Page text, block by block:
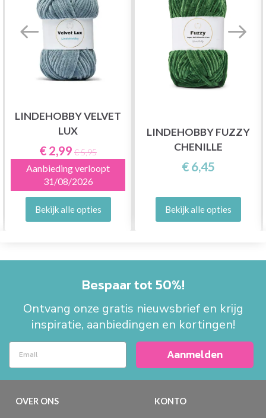
LINDEHOBBY VELVET
LUX
€ 2,99 € 5,95
Aanbieding verloopt
31/08/2026
Bekijk alle opties
LINDEHOBBY FUZZY
CHENILLE
€ 6,45
Bekijk alle opties
Bespaar tot 50%!
Ontvang onze gratis nieuwsbrief en krijg
inspiratie, aanbiedingen en kortingen!
Aanmelden
OVER ONS KONTO